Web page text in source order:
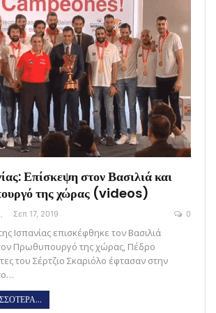
Επίσκεψη στον Βασιλιά και
της χώρας (videos)
Σεπ 17, 2019 0
Ισπανίας επισκέφθηκε τον Βασιλιά
Πρωθυπουργό της χώρας, Πέδρο
του Σέρτζιο Σκαριόλο έφτασαν στην